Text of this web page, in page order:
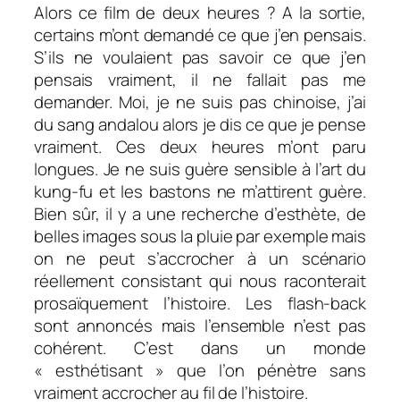
Alors ce film de deux heures ? A la sortie,
certains m’ont demandé ce que j’en pensais.
S’ils ne voulaient pas savoir ce que j’en
pensais vraiment, il ne fallait pas me
demander. Moi, je ne suis pas chinoise, j’ai
du sang andalou alors je dis ce que je pense
vraiment. Ces deux heures m’ont paru
longues. Je ne suis guère sensible à l’art du
kung-fu et les bastons ne m’attirent guère.
Bien sûr, il y a une recherche d’esthète, de
belles images sous la pluie par exemple mais
on ne peut s’accrocher à un scénario
réellement consistant qui nous raconterait
prosaïquement l’histoire. Les flash-back
sont annoncés mais l’ensemble n’est pas
cohérent. C’est dans un monde
« esthétisant » que l’on pénètre sans
vraiment accrocher au fil de l’histoire.